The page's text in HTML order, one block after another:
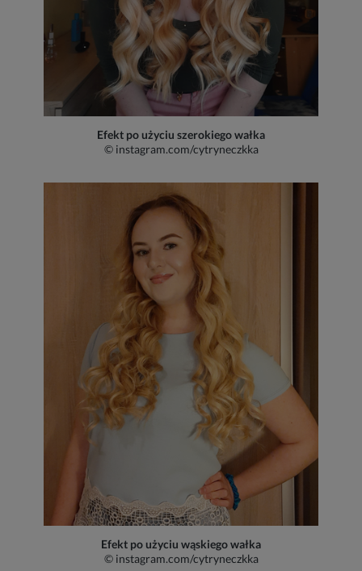
Efekt po użyciu szerokiego wałka
© instagram.com/cytryneczkka
Efekt po użyciu wąskiego wałka
© instagram.com/cytryneczkka